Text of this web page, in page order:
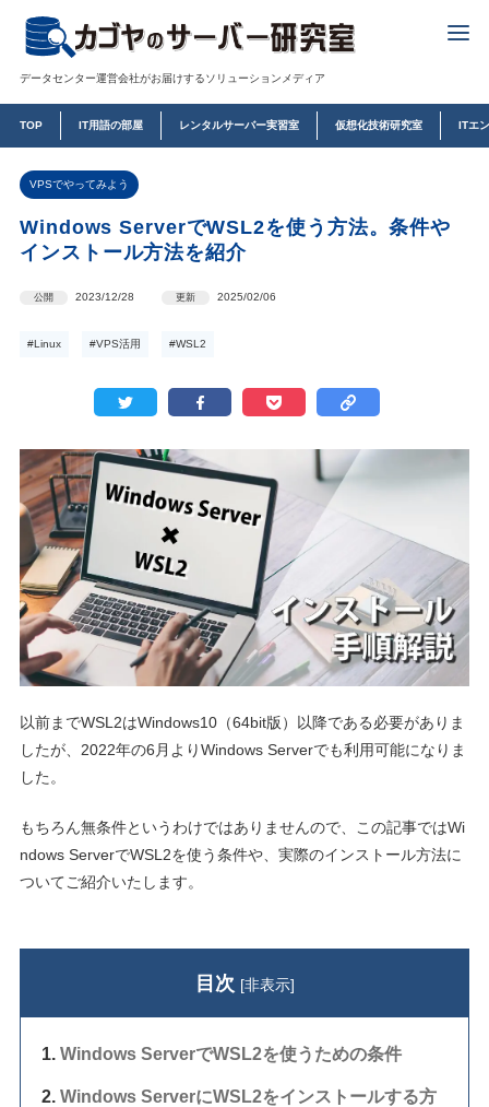
データセンター運営会社がお届けするソリューションメディア
TOP IT用語の部屋 レンタルサーバー実習室 仮想化技術研究室 ITエ
VPSでやってみよう
Windows ServerでWSL2を使う方法。条件や
インストール方法を紹介
公開 2023/12/28 更新 2025/02/06
#Linux #VPS活用 #WSL2
以前までWSL2はWindows10（64bit版）以降である必要がありま
したが、2022年の6月よりWindows Serverでも利用可能になりま
した。
もちろん無条件というわけではありませんので、この記事ではWi
ndows ServerでWSL2を使う条件や、実際のインストール方法に
ついてご紹介いたします。
目次 [非表示]
Windows ServerでWSL2を使うための条件
Windows ServerにWSL2をインストールする方